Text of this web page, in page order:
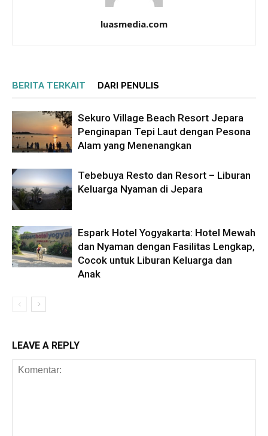
luasmedia.com
BERITA TERKAIT DARI PENULIS
Sekuro Village Beach Resort Jepara
Penginapan Tepi Laut dengan Pesona
Alam yang Menenangkan
Tebebuya Resto dan Resort – Liburan
Keluarga Nyaman di Jepara
Espark Hotel Yogyakarta: Hotel Mewah
dan Nyaman dengan Fasilitas Lengkap,
Cocok untuk Liburan Keluarga dan
Anak
LEAVE A REPLY